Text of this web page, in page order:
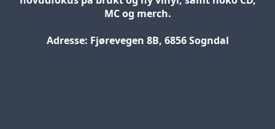
MC og merch.
Adresse: Fjørevegen 8B, 6856 Sogndal